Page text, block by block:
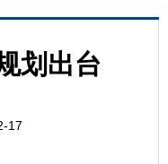
划出台
17